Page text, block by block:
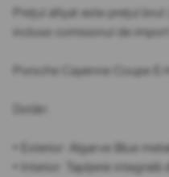
Prețul afișat este prețul
incluse comisionul de
Porsche Cayenne Coupe E-
Dotări:
• Exterior: Algarve Blue
• Interior: Tapițerie